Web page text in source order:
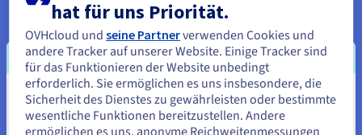
Data Platform entdecken
Quantencomputing
Erkunden Sie das Quantencomputing mit einer
Sie scheinen sich in Vereinigte
hat für uns Priorität.
OVHcloud undseine Partnerverwenden Cookies und
andere Tracker auf unserer Website. Einige Tracker sind
für das Funktionieren der Website unbedingt
erforderlich. Sie ermöglichen es uns insbesondere, die
Sicherheit des Dienstes zu gewährleisten oder bestimmte
wesentliche Funktionen bereitzustellen. Andere
ermöglichen es uns, anonyme Reichweitenmessungen